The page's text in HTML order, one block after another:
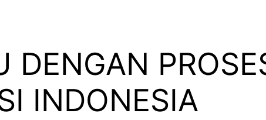
DENGAN
INDONESIA